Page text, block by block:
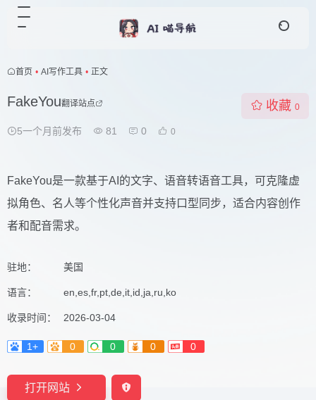
首页 • AI写作工具 • 正文
FakeYou翻译站点
5一个月前发布 81 0 0
收藏 0
FakeYou是一款基于AI的文字、语音转语音工具，可克隆虚
拟角色、名人等个性化声音并支持口型同步，适合内容创作
者和配音需求。
驻地： 美国
语言： en,es,fr,pt,de,it,id,ja,ru,ko
收录时间： 2026-03-04
1+ 0 0 0 0
打开网站